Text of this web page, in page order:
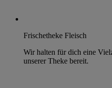
Frischetheke Fleisch
Wir halten für dich eine
unserer Theke bereit.